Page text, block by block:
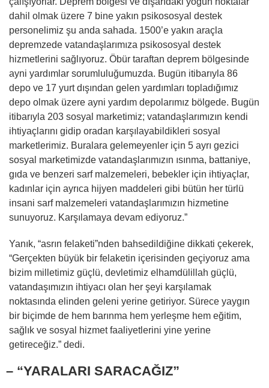
dahil olmak üzere 7 bine yakın psikososyal destek
personelimiz şu anda sahada. 1500’e yakın araçla
depremzede vatandaşlarımıza psikososyal destek
hizmetlerini sağlıyoruz. Öbür taraftan deprem bölgesinde
ayni yardımlar sorumluluğumuzda. Bugün itibarıyla 86
depo ve 17 yurt dışından gelen yardımları topladığımız
depo olmak üzere ayni yardım depolarımız bölgede. Bugün
itibarıyla 203 sosyal marketimiz; vatandaşlarımızın kendi
ihtiyaçlarını gidip oradan karşılayabildikleri sosyal
marketlerimiz. Buralara gelemeyenler için 5 ayrı gezici
sosyal marketimizde vatandaşlarımızın ısınma, battaniye,
gıda ve benzeri sarf malzemeleri, bebekler için ihtiyaçlar,
kadınlar için ayrıca hijyen maddeleri gibi bütün her türlü
insani sarf malzemeleri vatandaşlarımızın hizmetine
sunuyoruz. Karşılamaya devam ediyoruz.”
Yanık, “asrın felaketi”nden bahsedildiğine dikkati çekerek,
“Gerçekten büyük bir felaketin içerisinden geçiyoruz ama
bizim milletimiz güçlü, devletimiz elhamdülillah güçlü,
vatandaşımızın ihtiyacı olan her şeyi karşılamak
noktasında elinden geleni yerine getiriyor. Sürece yaygın
bir biçimde de hem barınma hem yerleşme hem eğitim,
sağlık ve sosyal hizmet faaliyetlerini yine yerine
getireceğiz.” dedi.
– “YARALARI SARACAĞIZ”